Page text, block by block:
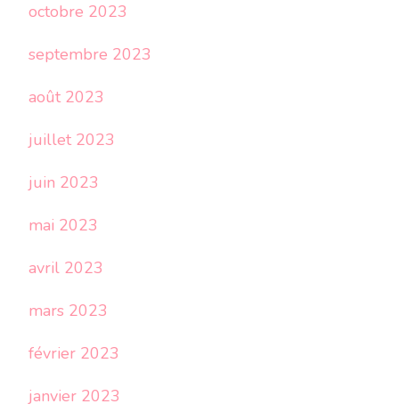
octobre 2023
septembre 2023
août 2023
juillet 2023
juin 2023
mai 2023
avril 2023
mars 2023
février 2023
janvier 2023